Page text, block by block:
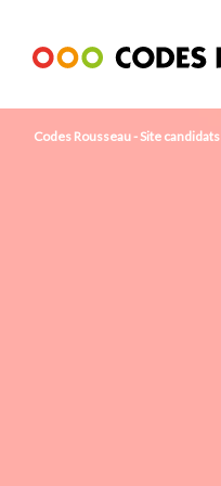
Codes Rousseau - Site candidats